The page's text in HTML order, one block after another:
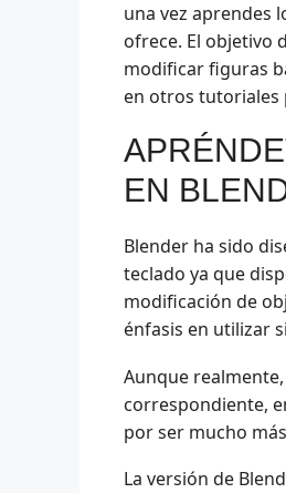
una vez aprendes
ofrece. El objetivo
modificar figuras
en otros tutoriales
EN
Blender ha sido
teclado ya que
modificación de
énfasis en utilizar
Aunque
correspondiente,
por ser mucho
La versión de